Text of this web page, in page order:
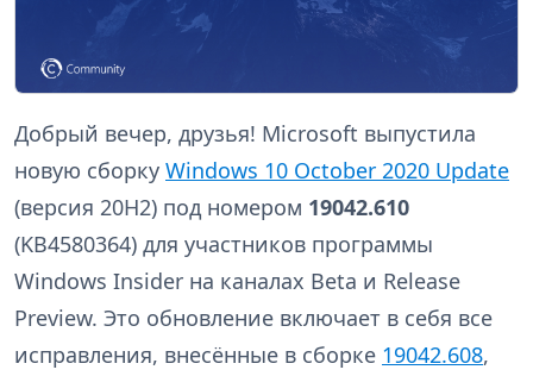
Добрый вечер, друзья! Microsoft выпустила
новую сборку Windows 10 October 2020 Update
(версия 20H2) под номером 19042.610
(KB4580364) для участников программы
Windows Insider на каналах Beta и Release
Preview. Это обновление включает в себя все
исправления, внесённые в сборке 19042.608,